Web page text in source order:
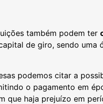
também podem ter
de giro, sendo uma
podemos citar a
o pagamento em
que haja prejuízo em